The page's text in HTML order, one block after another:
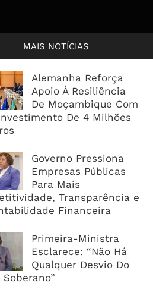
MAIS NOTÍCIAS
Alemanha Reforça
Apoio À Resiliência
De Moçambique Com
De 4 Milhões
Governo Pressiona
Empresas Públicas
Para Mais
Transparência e
Financeira
Primeira-Ministra
Esclarece: “Não Há
Qualquer Desvio Do
Soberano”
67 Milhões de
em Pessene e Reitera
no Centro do
3,34 Mil Milhões De
Mas Crédito A Clientes
Com 4 Milhões De
Às PME